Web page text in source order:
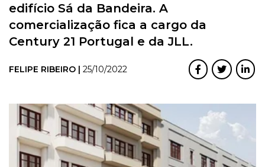
edifício Sá da Bandeira. A
comercialização fica a cargo da
Century 21 Portugal e da JLL.
FELIPE RIBEIRO | 25/10/2022